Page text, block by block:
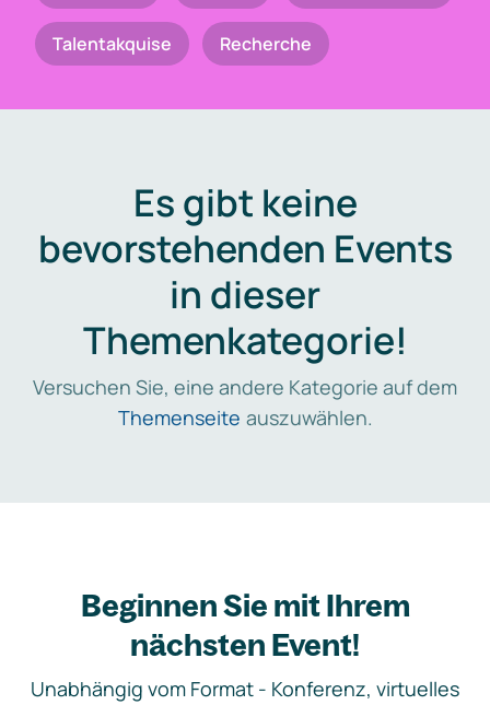
Talentakquise Recherche
Es gibt keine
bevorstehenden Events
in dieser
Themenkategorie!
Versuchen Sie, eine andere Kategorie auf dem
Themenseite auszuwählen.
Beginnen Sie mit Ihrem
nächsten Event!
Unabhängig vom Format - Konferenz, virtuelles